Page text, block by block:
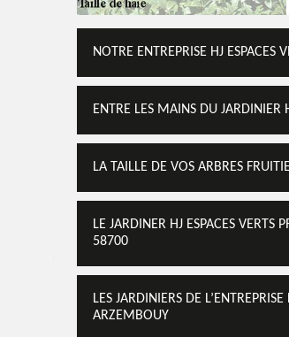
NOTRE ENTREPRISE HJ ESPACES
ENTRE LES MAINS DU JARDINIER
LA TAILLE DE VOS ARBRES
LE JARDINER HJ ESPACES VERTS
58700
LES JARDINIERS DE
ARZEMBOUY